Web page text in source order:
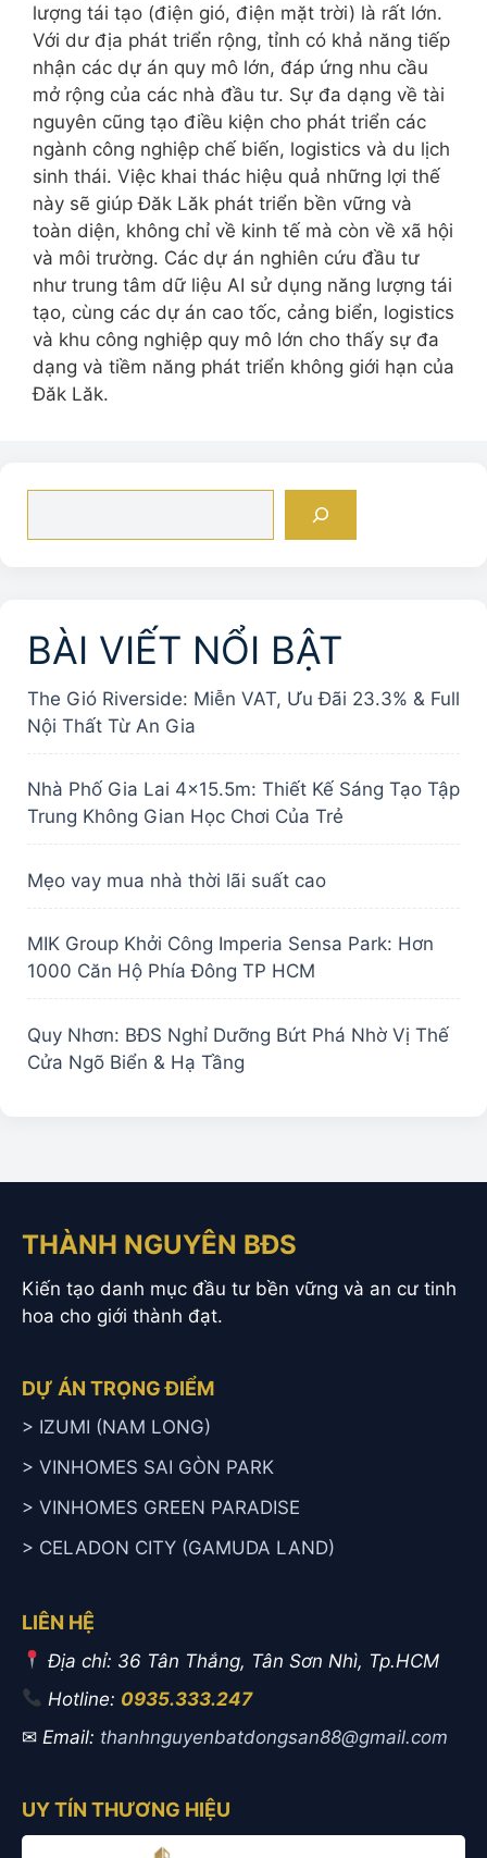
lượng tái tạo (điện gió, điện mặt trời) là rất lớn.
Với dư địa phát triển rộng, tỉnh có khả năng tiếp
nhận các dự án quy mô lớn, đáp ứng nhu cầu
mở rộng của các nhà đầu tư. Sự đa dạng về tài
nguyên cũng tạo điều kiện cho phát triển các
ngành công nghiệp chế biến, logistics và du lịch
sinh thái. Việc khai thác hiệu quả những lợi thế
này sẽ giúp Đăk Lăk phát triển bền vững và
toàn diện, không chỉ về kinh tế mà còn về xã hội
và môi trường. Các dự án nghiên cứu đầu tư
như trung tâm dữ liệu AI sử dụng năng lượng tái
tạo, cùng các dự án cao tốc, cảng biển, logistics
và khu công nghiệp quy mô lớn cho thấy sự đa
dạng và tiềm năng phát triển không giới hạn của
Đăk Lăk.
BÀI VIẾT NỔI BẬT
The Gió Riverside: Miễn VAT, Ưu Đãi 23.3% & Full
Nội Thất Từ An Gia
Nhà Phố Gia Lai 4×15.5m: Thiết Kế Sáng Tạo Tập
Trung Không Gian Học Chơi Của Trẻ
Mẹo vay mua nhà thời lãi suất cao
MIK Group Khởi Công Imperia Sensa Park: Hơn
1000 Căn Hộ Phía Đông TP HCM
Quy Nhơn: BĐS Nghỉ Dưỡng Bứt Phá Nhờ Vị Thế
Cửa Ngõ Biển & Hạ Tầng
THÀNH NGUYÊN BĐS
Kiến tạo danh mục đầu tư bền vững và an cư tinh
hoa cho giới thành đạt.
DỰ ÁN TRỌNG ĐIỂM
> IZUMI (NAM LONG)
> VINHOMES SAI GÒN PARK
> VINHOMES GREEN PARADISE
> CELADON CITY (GAMUDA LAND)
LIÊN HỆ
Địa chỉ: 36 Tân Thắng, Tân Sơn Nhì, Tp.HCM
Hotline: 0935.333.247
✉ Email: thanhnguyenbatdongsan88@gmail.com
UY TÍN THƯƠNG HIỆU